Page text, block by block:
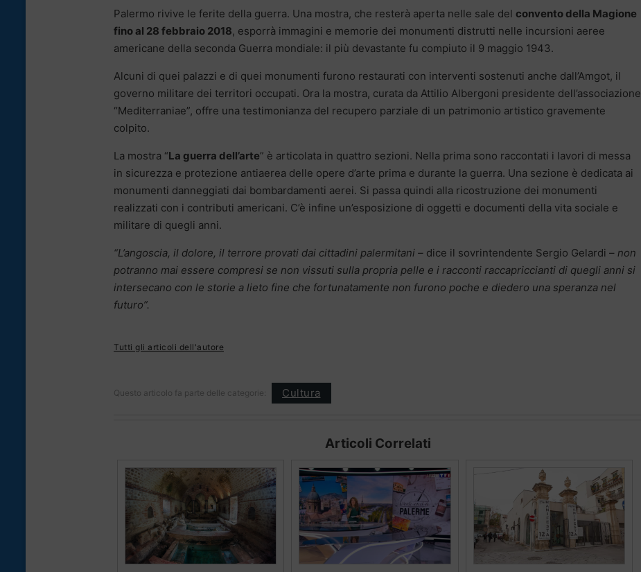
Palermo rivive le ferite della guerra. Una mostra, che resterà aperta nelle sale del convento della Magione
fino al 28 febbraio 2018, esporrà immagini e memorie dei monumenti distrutti nelle incursioni aeree
americane della seconda Guerra mondiale: il più devastante fu compiuto il 9 maggio 1943.
Alcuni di quei palazzi e di quei monumenti furono restaurati con interventi sostenuti anche dall’Amgot, il
governo militare dei territori occupati. Ora la mostra, curata da Attilio Albergoni presidente dell’associazione
“Mediterraniae”, offre una testimonianza del recupero parziale di un patrimonio artistico gravemente
colpito.
La mostra “La guerra dell’arte” è articolata in quattro sezioni. Nella prima sono raccontati i lavori di messa
in sicurezza e protezione antiaerea delle opere d’arte prima e durante la guerra. Una sezione è dedicata ai
monumenti danneggiati dai bombardamenti aerei. Si passa quindi alla ricostruzione dei monumenti
realizzati con i contributi americani. C’è infine un’esposizione di oggetti e documenti della vita sociale e
militare di quegli anni.
“L’angoscia, il dolore, il terrore provati dai cittadini palermitani – dice il sovrintendente Sergio Gelardi – non
potranno mai essere compresi se non vissuti sulla propria pelle e i racconti raccapriccianti di quegli anni si
intersecano con le storie a lieto fine che fortunatamente non furono poche e diedero una speranza nel
futuro”.
Tutti gli articoli dell'autore
Questo articolo fa parte delle categorie: Cultura
Articoli Correlati